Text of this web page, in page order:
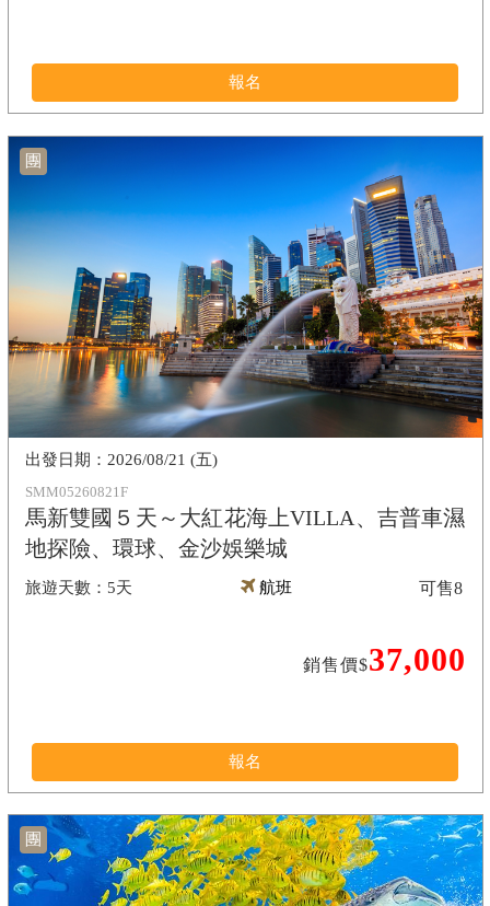
報名
團
SMM05260821F
馬新雙國５天～大紅花海上VILLA、吉普車濕
地探險、環球、金沙娛樂城
5天
2026/08/21 (五)
航班
銷售價$37,000
可售8
報名
團